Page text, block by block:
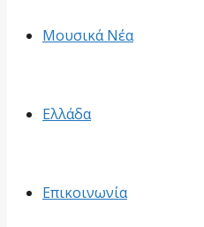
Μουσικά Νέα
Ελλάδα
Επικοινωνία